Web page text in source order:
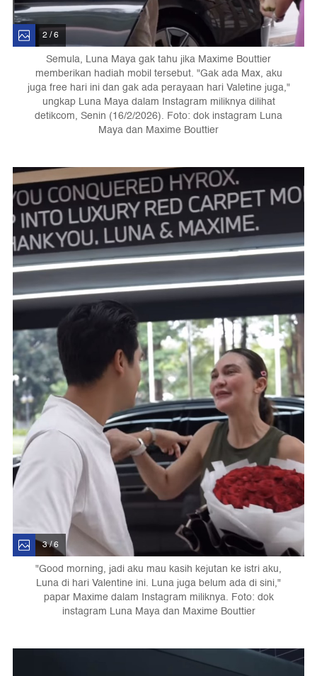
2 / 6
Semula, Luna Maya gak tahu jika Maxime Bouttier
memberikan hadiah mobil tersebut. "Gak ada Max, aku
juga free hari ini dan gak ada perayaan hari Valetine juga,"
ungkap Luna Maya dalam Instagram miliknya dilihat
detikcom, Senin (16/2/2026). Foto: dok instagram Luna
Maya dan Maxime Bouttier
3 / 6
"Good morning, jadi aku mau kasih kejutan ke istri aku,
Luna di hari Valentine ini. Luna juga belum ada di sini,"
papar Maxime dalam Instagram miliknya. Foto: dok
instagram Luna Maya dan Maxime Bouttier